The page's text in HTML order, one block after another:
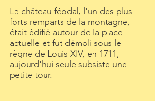
Le château féodal, l'un des plus
forts remparts de la montagne,
était édifié autour de la place
actuelle et fut démoli sous le
règne de Louis XIV, en 1711,
aujourd'hui seule subsiste une
petite tour.